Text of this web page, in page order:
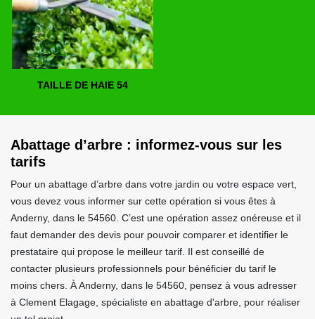
TAILLE DE HAIE 54
Abattage d’arbre : informez-vous sur les
tarifs
Pour un abattage d’arbre dans votre jardin ou votre espace vert,
vous devez vous informer sur cette opération si vous êtes à
Anderny, dans le 54560. C’est une opération assez onéreuse et il
faut demander des devis pour pouvoir comparer et identifier le
prestataire qui propose le meilleur tarif. Il est conseillé de
contacter plusieurs professionnels pour bénéficier du tarif le
moins chers. À Anderny, dans le 54560, pensez à vous adresser
à Clement Elagage, spécialiste en abattage d'arbre, pour réaliser